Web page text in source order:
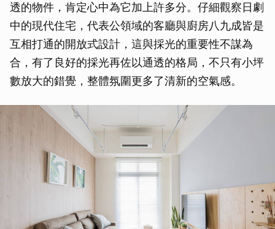
透的物件，肯定心中為它加上許多分。仔細觀察日劇
中的現代住宅，代表公領域的客廳與廚房八九成皆是
互相打通的開放式設計，這與採光的重要性不謀為
合，有了良好的採光再佐以通透的格局，不只有小坪
數放大的錯覺，整體氛圍更多了清新的空氣感。